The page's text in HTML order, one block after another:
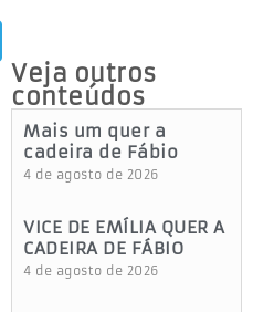
Veja outros
conteúdos
Mais um quer a
cadeira de Fábio
4 de agosto de 2026
VICE DE EMÍLIA QUER A
CADEIRA DE FÁBIO
4 de agosto de 2026